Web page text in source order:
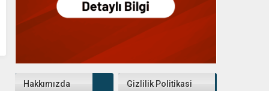
Hakkımızda Gizlilik Politikasi